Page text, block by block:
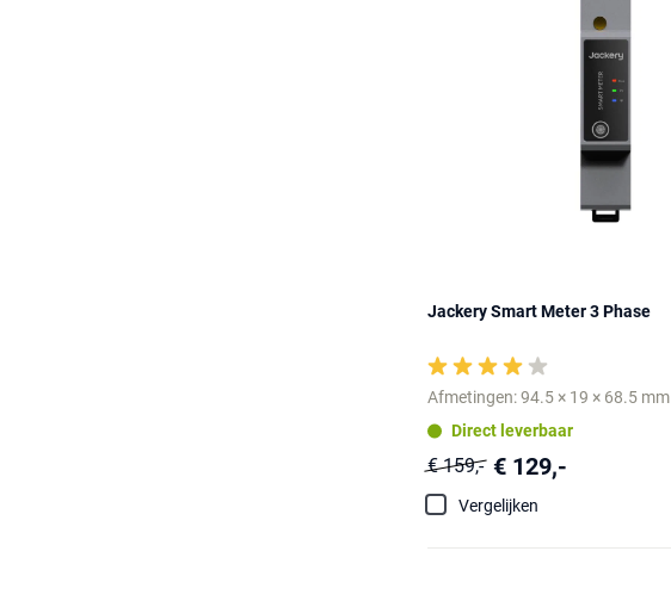
Jackery Smart Meter 3 Phase
Afmetingen: 94.5 × 19 × 68.5 mm
Direct leverbaar
€ 159,- € 129,-
Vergelijken